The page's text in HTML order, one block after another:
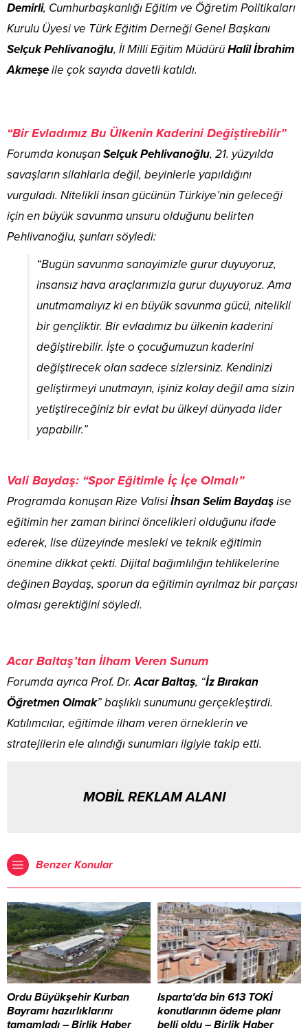
Demirli, Cumhurbaşkanlığı Eğitim ve Öğretim Politikaları
Kurulu Üyesi ve Türk Eğitim Derneği Genel Başkanı
Selçuk Pehlivanoğlu, İl Milli Eğitim MüdürüHalil İbrahim
Akmeşeile çok sayıda davetli katıldı.
“Bir Evladımız Bu Ülkenin Kaderini Değiştirebilir”
Forumda konuşanSelçuk Pehlivanoğlu, 21. yüzyılda
savaşların silahlarla değil, beyinlerle yapıldığını
vurguladı. Nitelikli insan gücünün Türkiye’nin geleceği
için en büyük savunma unsuru olduğunu belirten
Pehlivanoğlu, şunları söyledi:
“Bugün savunma sanayimizle gurur duyuyoruz,
insansız hava araçlarımızla gurur duyuyoruz. Ama
unutmamalıyız ki en büyük savunma gücü, nitelikli
bir gençliktir. Bir evladımız bu ülkenin kaderini
değiştirebilir. İşte o çocuğumuzun kaderini
değiştirecek olan sadece sizlersiniz. Kendinizi
geliştirmeyi unutmayın, işiniz kolay değil ama sizin
yetiştireceğiniz bir evlat bu ülkeyi dünyada lider
yapabilir.”
Vali Baydaş: “Spor Eğitimle İç İçe Olmalı”
Programda konuşan Rize Valisiİhsan Selim Baydaşise
eğitimin her zaman birinci öncelikleri olduğunu ifade
ederek, lise düzeyinde mesleki ve teknik eğitimin
önemine dikkat çekti. Dijital bağımlılığın tehlikelerine
değinen Baydaş, sporun da eğitimin ayrılmaz bir parçası
olması gerektiğini söyledi.
Acar Baltaş’tan İlham Veren Sunum
Forumda ayrıca Prof. Dr.Acar Baltaş, “İz Bırakan
Öğretmen Olmak” başlıklı sunumunu gerçekleştirdi.
Katılımcılar, eğitimde ilham veren örneklerin ve
stratejilerin ele alındığı sunumları ilgiyle takip etti.
MOBİL REKLAM ALANI
Benzer Konular
Ordu Büyükşehir Kurban
Bayramı hazırlıklarını
tamamladı – Birlik Haber
Isparta’da bin 613 TOKİ
konutlarının ödeme planı
belli oldu – Birlik Haber